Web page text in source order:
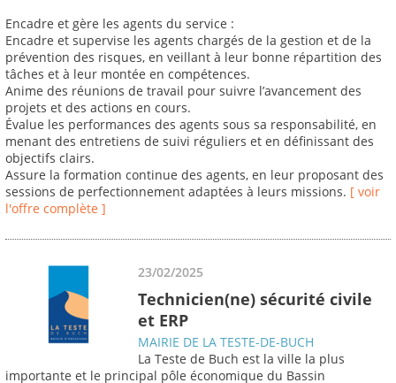
Encadre et gère les agents du service :
Encadre et supervise les agents chargés de la gestion et de la
prévention des risques, en veillant à leur bonne répartition des
tâches et à leur montée en compétences.
Anime des réunions de travail pour suivre l’avancement des
projets et des actions en cours.
Évalue les performances des agents sous sa responsabilité, en
menant des entretiens de suivi réguliers et en définissant des
objectifs clairs.
Assure la formation continue des agents, en leur proposant des
sessions de perfectionnement adaptées à leurs missions. [ voir
l'offre complète ]
23/02/2025
Technicien(ne) sécurité civile
et ERP
MAIRIE DE LA TESTE-DE-BUCH
La Teste de Buch est la ville la plus
importante et le principal pôle économique du Bassin